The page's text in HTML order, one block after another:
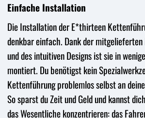
Einfache Installation
Die Installation der E*thirteen
denkbar einfach. Dank der
und des intuitiven Designs ist sie in
montiert. Du benötigst kein
Kettenführung problemlos selbst an
So sparst du Zeit und Geld und kannst
das Wesentliche konzentrieren: das